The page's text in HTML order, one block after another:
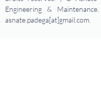
Engineering &
asnate.padega[at]gmail.com.